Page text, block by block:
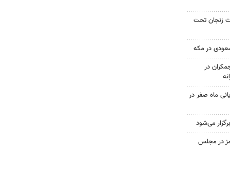
مساحت زنجان تحت
در مکه
در
ماه صفر در
می‌شود
در مجلس